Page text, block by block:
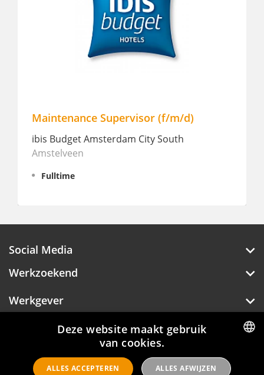
Maintenance Supervisor (f/m/d)
ibis Budget Amsterdam City South
Amstelveen
Fulltime
Social Media
Werkzoekend
Werkgever
Over Hotelprofessionals
DUTCH
Deze website maakt gebruik
van cookies.
ALLES ACCEPTEREN ALLES AFWIJZEN